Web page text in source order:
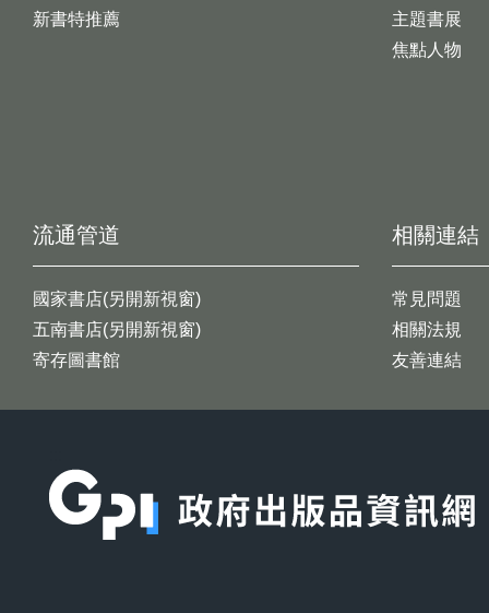
新書特推薦
主題書展
焦點人物
流通管道
國家書店(另開新視窗)
五南書店(另開新視窗)
寄存圖書館
相關連結
常見問題
相關法規
友善連結